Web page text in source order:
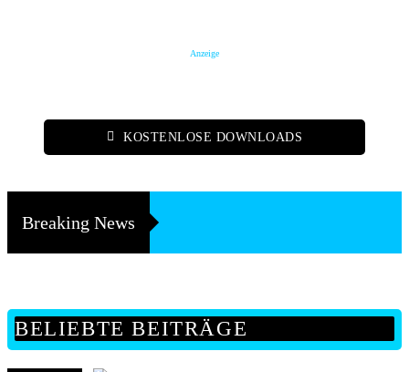
Anzeige
KOSTENLOSE DOWNLOADS
Breaking News
BELIEBTE BEITRÄGE